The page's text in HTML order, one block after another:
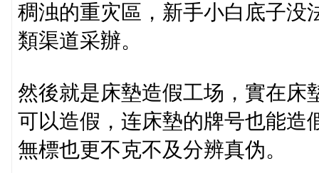
稠浊的重灾區，新手小白底子没
類渠道采辦。
然後就是床墊造假工场，實在床
可以造假，连床墊的牌号也能造
無標也更不克不及分辨真伪。